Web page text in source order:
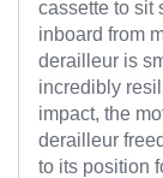
cassette to sit
inboard from
derailleur is
incredibly
impact, the
derailleur
to its position